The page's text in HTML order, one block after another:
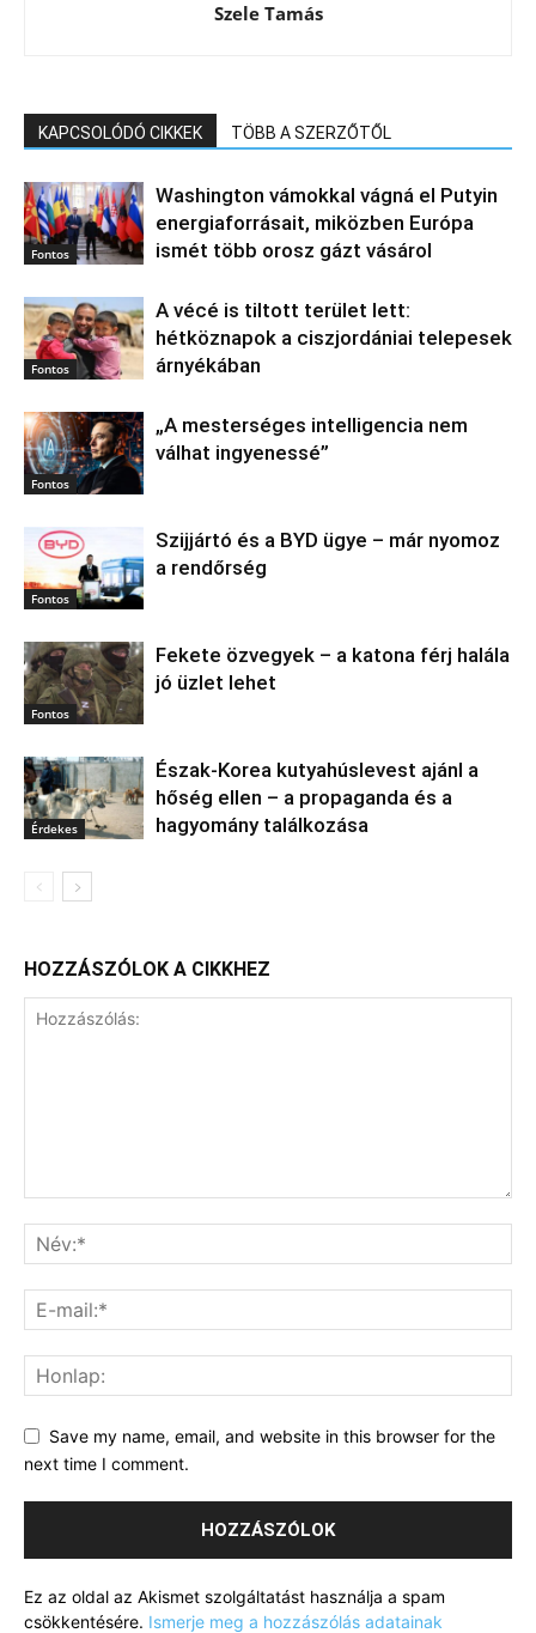
Szele Tamás
KAPCSOLÓDÓ CIKKEK TÖBB A SZERZŐTŐL
Fontos
Washington vámokkal vágná el Putyin
energiaforrásait, miközben Európa
ismét több orosz gázt vásárol
Fontos
A vécé is tiltott terület lett:
hétköznapok a ciszjordániai telepesek
árnyékában
Fontos
„A mesterséges intelligencia nem
válhat ingyenessé”
Fontos
Szijjártó és a BYD ügye – már nyomoz
a rendőrség
Fontos
Fekete özvegyek – a katona férj halála
jó üzlet lehet
Érdekes
Észak‑Korea kutyahúslevest ajánl a
hőség ellen – a propaganda és a
hagyomány találkozása
HOZZÁSZÓLOK A CIKKHEZ
Save my name, email, and website in this browser for the
next time I comment.
Ez az oldal az Akismet szolgáltatást használja a spam
csökkentésére. Ismerje meg a hozzászólás adatainak